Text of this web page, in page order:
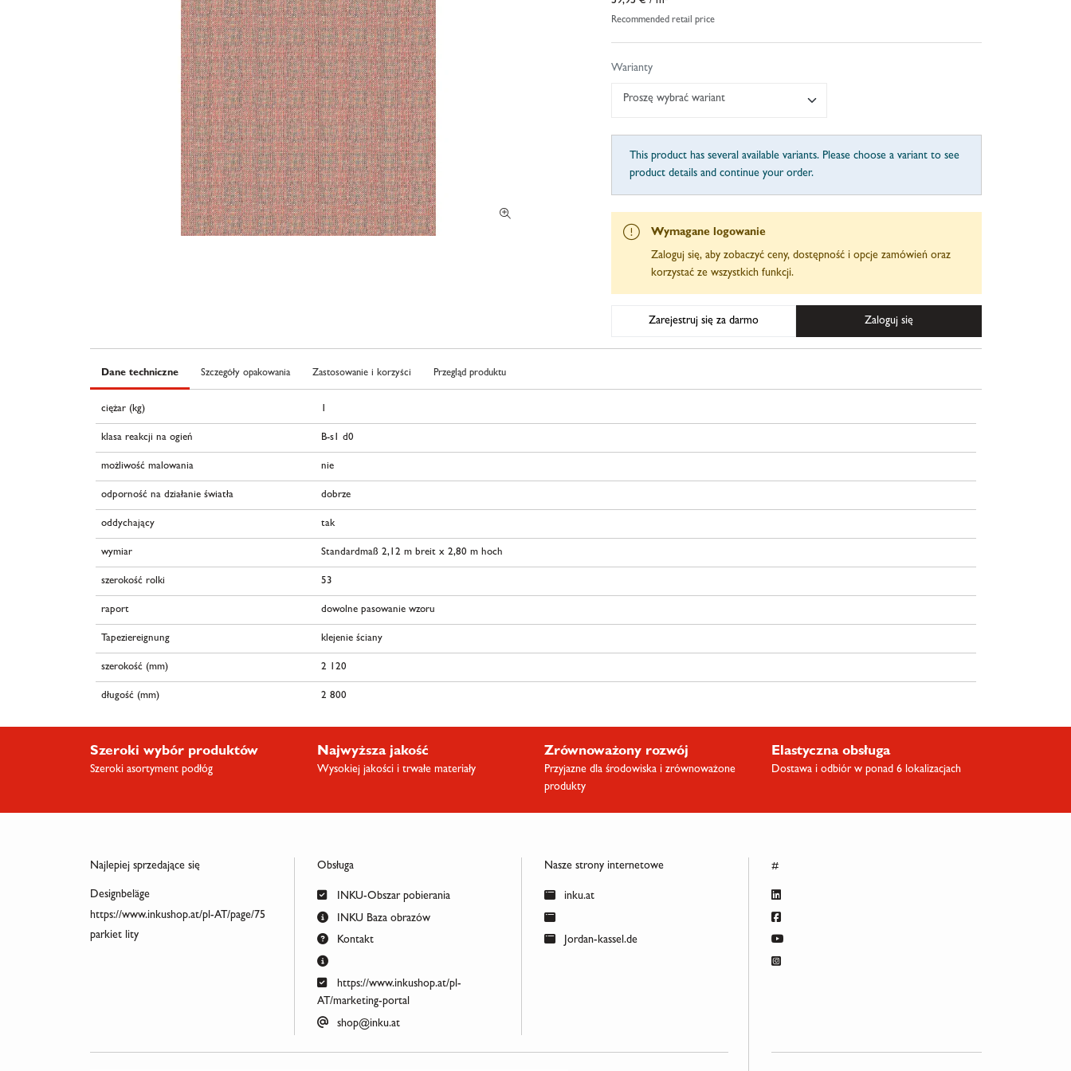
Recommended retail price
Warianty
Proszę wybrać wariant
This product has several available variants. Please choose a variant to see
product details and continue your order.
Wymagane logowanie
Zaloguj się, aby zobaczyć ceny, dostępność i opcje zamówień oraz
korzystać ze wszystkich funkcji.
Zarejestruj się za darmo Zaloguj się
Dane techniczne Szczegóły opakowania Zastosowanie i korzyści Przegląd produktu
ciężar (kg) 1
klasa reakcji na ogień B-s1 d0
możliwość malowania nie
odporność na działanie światła dobrze
oddychający tak
wymiar Standardmaß 2,12 m breit x 2,80 m hoch
szerokość rolki 53
raport dowolne pasowanie wzoru
Tapeziereignung klejenie ściany
szerokość (mm) 2 120
długość (mm) 2 800
Szeroki wybór produktów
Szeroki asortyment podłóg
Najwyższa jakość
Wysokiej jakości i trwałe materiały
Zrównoważony rozwój
Przyjazne dla środowiska i zrównoważone
produkty
Elastyczna obsługa
Dostawa i odbiór w ponad 6 lokalizacjach
Najlepiej sprzedające się
Designbeläge
https://www.inkushop.at/pl-AT/page/75
parkiet lity
Obsługa
INKU-Obszar pobierania
INKU Baza obrazów
Kontakt
https://www.inkushop.at/pl-
AT/marketing-portal
shop@inku.at
Nasze strony internetowe
inku.at
Jordan-kassel.de
#